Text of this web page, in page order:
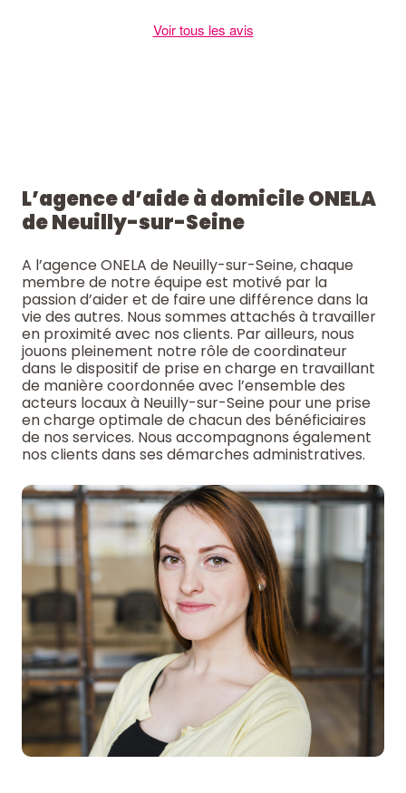
Voir tous les avis
L’agence d’aide à domicile ONELA
de Neuilly-sur-Seine
A l’agence ONELA de Neuilly-sur-Seine, chaque
membre de notre équipe est motivé par la
passion d’aider et de faire une différence dans la
vie des autres. Nous sommes attachés à travailler
en proximité avec nos clients. Par ailleurs, nous
jouons pleinement notre rôle de coordinateur
dans le dispositif de prise en charge en travaillant
de manière coordonnée avec l’ensemble des
acteurs locaux à Neuilly-sur-Seine pour une prise
en charge optimale de chacun des bénéficiaires
de nos services. Nous accompagnons également
nos clients dans ses démarches administratives.